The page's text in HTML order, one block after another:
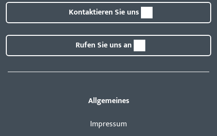
Kontaktieren Sie uns
Rufen Sie uns an
Allgemeines
Impressum